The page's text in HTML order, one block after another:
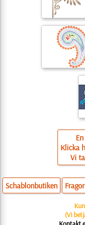
Klicka
Vi
Schablonbutiken Fragor
(Vi